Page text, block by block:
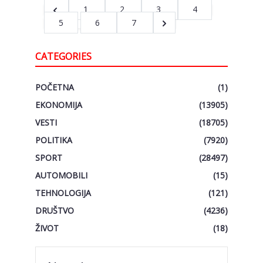
1 2 3
4
5
6 7
CATEGORIES
POČETNA
(1)
EKONOMIJA
(13905)
VESTI
(18705)
POLITIKA
(7920)
SPORT
(28497)
AUTOMOBILI
(15)
TEHNOLOGIJA
(121)
DRUŠTVO
(4236)
ŽIVOT
(18)